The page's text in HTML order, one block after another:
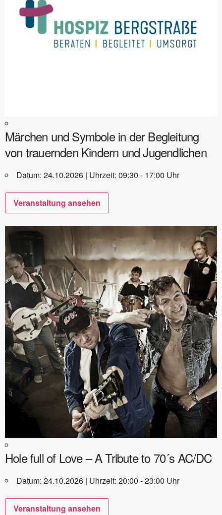
Märchen und Symbole in der Begleitung
von trauernden Kindern und Jugendlichen
Datum: 24.10.2026 | Uhrzeit: 09:30 - 17:00 Uhr
Veranstaltung ansehen
Hole full of Love – A Tribute to 70´s AC/DC
Datum: 24.10.2026 | Uhrzeit: 20:00 - 23:00 Uhr
Veranstaltung ansehen